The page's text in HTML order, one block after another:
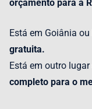
orçamento para a
Está em Goiânia
gratuita.
Está em outro
completo para o